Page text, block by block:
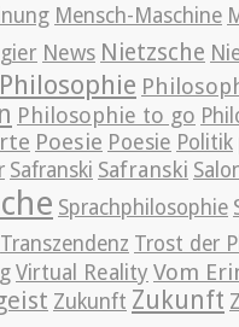
Mensch-Maschine
News Nietzsche
Philosophie
Philosophie to go
Poesie Poesie Politik
Safranski Safranski
Sprachphilosophie
Transzendenz Trost der
Virtual Reality Vom
Zukunft Zukunft